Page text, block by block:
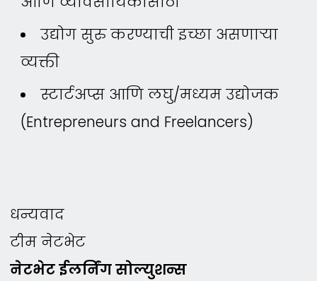
उद्योग सुरु करण्याची इच्छा असणाऱ्या
व्यक्ती
स्टार्टअप्स आणि लघु/मध्यम उद्योजक
(Entrepreneurs and Freelancers)
धन्यवाद
टीम नेटभेट
नेटभेट ईलर्निंग सोल्युशन्स